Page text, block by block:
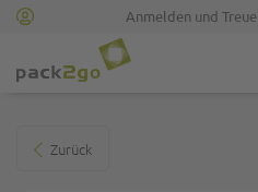
Anmelden und
Zurück